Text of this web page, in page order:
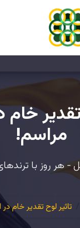
خام
مراسم!
- هر روز با
تاثیر لوح تقدیر خام در